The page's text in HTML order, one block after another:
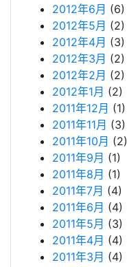
2012年6月 (6)
2012年5月 (2)
2012年4月 (3)
2012年3月 (2)
2012年2月 (2)
2012年1月 (2)
2011年12月 (1)
2011年11月 (3)
2011年10月 (2)
2011年9月 (1)
2011年8月 (1)
2011年7月 (4)
2011年6月 (4)
2011年5月 (3)
2011年4月 (4)
2011年3月 (4)